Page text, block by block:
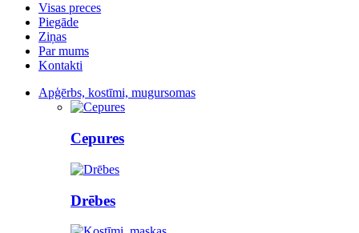
Visas preces
Piegāde
Ziņas
Par mums
Kontakti
Apģērbs, kostīmi, mugursomas
Cepures
Drēbes